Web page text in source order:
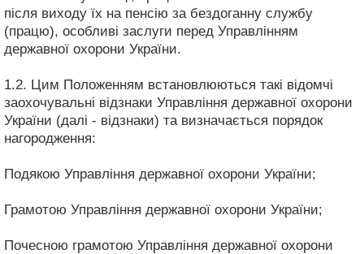
після виходу їх на пенсію за бездоганну службу
(працю), особливі заслуги перед Управлінням
державної охорони України.
1.2. Цим Положенням встановлюються такі відомчі
заохочувальні відзнаки Управління державної охорони
України (далі - відзнаки) та визначається порядок
нагородження:
Подякою Управління державної охорони України;
Грамотою Управління державної охорони України;
Почесною грамотою Управління державної охорони